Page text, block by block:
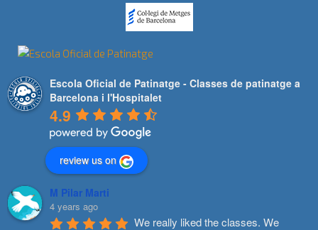
Escola Oficial de Patinatge - Classes de patinatge a
Barcelona i l'Hospitalet
4.9
review us on
M Pilar Marti
4 years ago
We really liked the classes. We